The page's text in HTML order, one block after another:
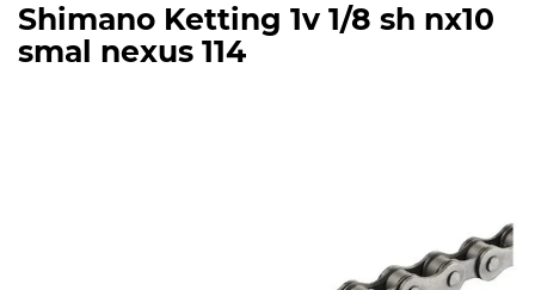
Shimano Ketting 1v 1/8 sh nx10
smal nexus 114